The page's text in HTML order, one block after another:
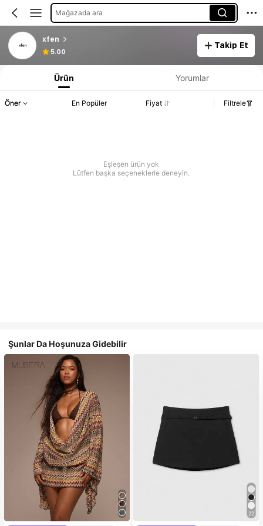
Mağazada ara
xfen
5.00
Takip Et
Ürün Yorumlar
Öner En Popüler Fiyat Filtrele
Eşleşen ürün yok
Lütfen başka seçeneklerle deneyin.
Şunlar Da Hoşunuza Gidebilir
22